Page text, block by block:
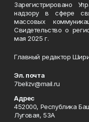
Зарегистрировано
надзору в сфере
массовых
Свидетельство о
мая 2025 г.
Главный редактор
Эл. почта
7belizv@mail.ru
Адрес
452000, Республика
Луговая, 53А